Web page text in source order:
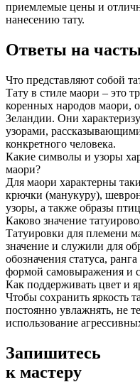
приемлемые цены и
нанесению тату.
Ответы на
Что представляют собой
Тату в стиле маори – это
коренных народов маори,
Зеландии. Они
узорами,
конкретного человека.
Какие символы и узоры
маори?
Для маори характерны
крючки (манукуру),
узоры, а также образы
Каково значение
Татуировки для племени
значение и служили для
обозначения статуса,
формой самовыражения и
Как поддерживать цвет и
Чтобы сохранить яркость
постоянно увлажнять, не
использование
Запишитесь
к мастеру